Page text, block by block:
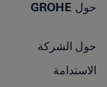
حول GROHE
حول الشركة
الاستدامة